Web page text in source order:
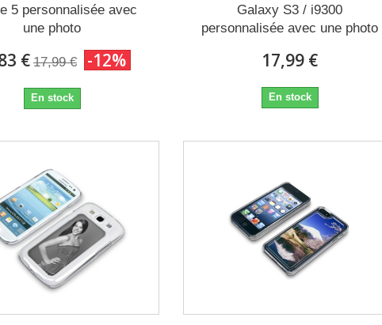
5 personnalisée avec
une photo
€ 17,99 € -12%
En stock
Galaxy S3 / i9300
personnalisée avec une photo
17,99 €
En stock